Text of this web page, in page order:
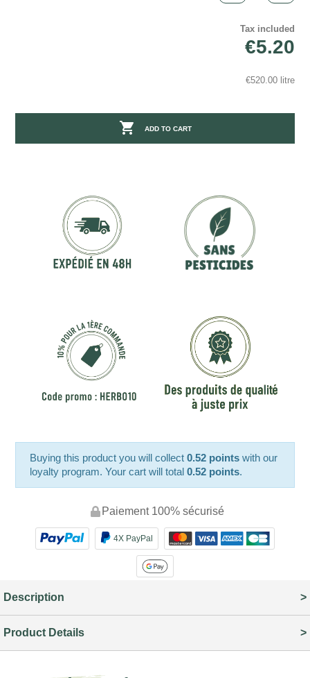
Tax included
€5.20
€520.00 litre
 ADD TO CART
Buying this product you will collect0.52 points with our
loyalty program. Your cart will total0.52 points.
Paiement 100% sécurisé
4X PayPal
Description
Product Details